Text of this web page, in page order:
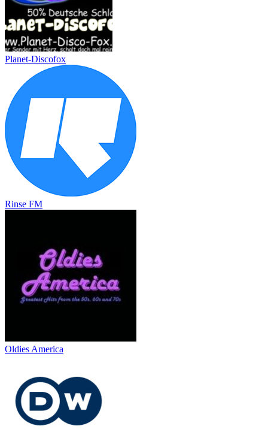
Planet-Discofox
Rinse FM
Oldies America